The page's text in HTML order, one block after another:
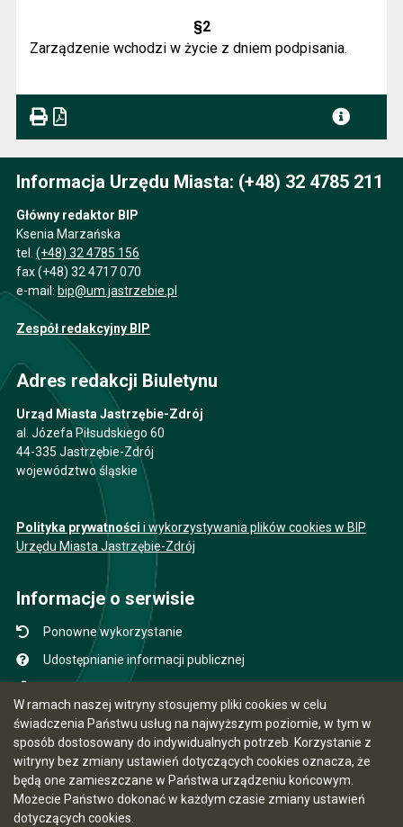
W ramach naszej witryny stosujemy pliki cookies w celu
świadczenia Państwu usług na najwyższym poziomie, w tym w
sposób dostosowany do indywidualnych potrzeb. Korzystanie z
witryny bez zmiany ustawień dotyczących cookies oznacza, że
będą one zamieszczane w Państwa urządzeniu końcowym.
Możecie Państwo dokonać w każdym czasie zmiany ustawień
dotyczących cookies.
§2
Zarządzenie wchodzi w życie z dniem podpisania.
Informacja Urzędu Miasta: (+48) 32 4785 211
Główny redaktor BIP
Ksenia Marzańska
tel. (+48) 32 4785 156
fax (+48) 32 4717 070
e-mail: bip@um.jastrzebie.pl
Zespół redakcyjny BIP
Adres redakcji Biuletynu
Urząd Miasta Jastrzębie-Zdrój
al. Józefa Piłsudskiego 60
44-335 Jastrzębie-Zdrój
województwo śląskie
Polityka prywatności i wykorzystywania plików cookies w BIP
Urzędu Miasta Jastrzębie-Zdrój
Informacje o serwisie
Ponowne wykorzystanie
Udostępnianie informacji publicznej
Instrukcja obsługi
Statystyki oglądalności
Ostatnio dodane
Ostatnia aktualizacja BIP: 07.08.2026 12:31